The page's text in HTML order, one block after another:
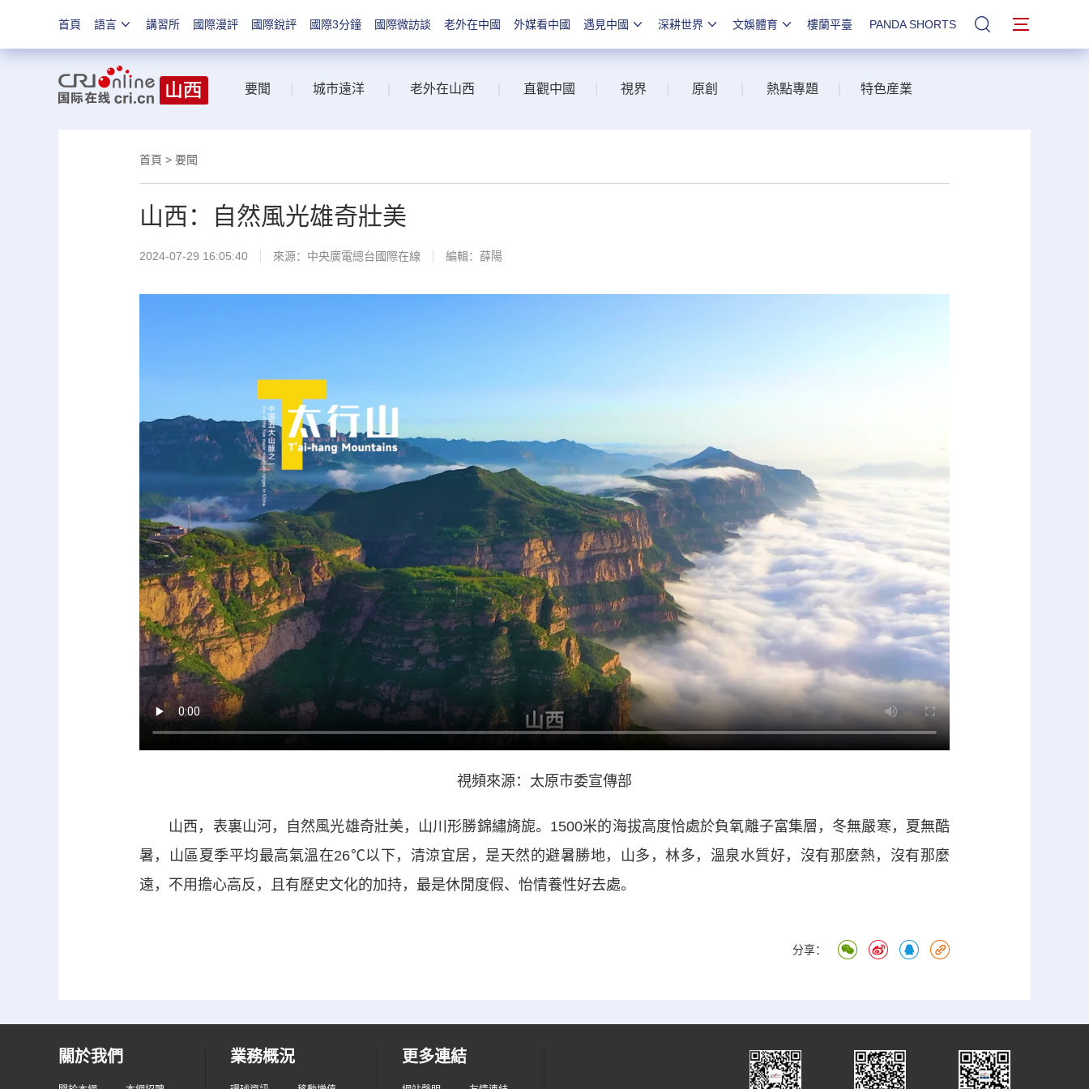
首頁 語言 講習所 國際漫評 國際銳評 國際3分鐘 國際微訪談 老外在中國 外媒看中國 遇見中國 深耕世界 文娛體育 樓蘭平臺 PANDA SHORTS 站內搜索
要聞 城市遠洋 老外在山西 直觀中國 視界 原創 熱點專題 特色産業
首頁 > 要聞
山西：自然風光雄奇壯美
2024-07-29 16:05:40 來源：中央廣電總台國際在線 編輯：薛陽
視頻來源：太原市委宣傳部
山西，表裏山河，自然風光雄奇壯美，山川形勝錦繡旖旎。1500米的海拔高度恰處於負氧離子富集層，冬無嚴寒，夏無酷
暑，山區夏季平均最高氣溫在26℃以下，清涼宜居，是天然的避暑勝地，山多，林多，溫泉水質好，沒有那麼熱，沒有那麼
遠，不用擔心高反，且有歷史文化的加持，最是休閒度假、怡情養性好去處。
分享：
關於我們 業務概況 更多連結